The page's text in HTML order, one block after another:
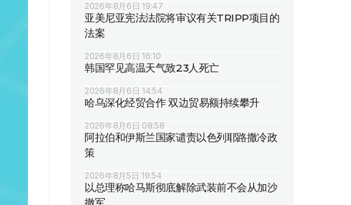
2026年8月6日 19:47
亚美尼亚宪法法院将审议有关TRIPP项目的
法案
2026年8月6日 16:10
韩国罕见高温天气致23人死亡
2026年8月6日 14:54
哈乌深化经贸合作 双边贸易额持续攀升
2026年8月6日 08:58
阿拉伯和伊斯兰国家谴责以色列耶路撒冷政
策
2026年8月5日 19:54
以总理称哈马斯彻底解除武装前不会从加沙